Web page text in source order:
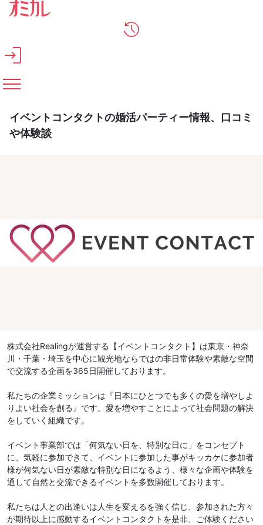
メインコンテンツへスキップ
イベントコンタクトの婚活パーティー情報、口コミ
や体験談
株式会社Realingが運営する【イベントコンタクト】は東京・神奈
川・千葉・埼玉を中心に観光地ならではの非日常体験や素敵な空間
で交流する企画を365日開催しております。
私たちの企業ミッションは『日本にひとつでも多くの愛を増やしよ
りよい社会を創る』です。愛を増やすことによって社会問題の解決
をしていく組織です。
イベント事業部では「何気ない日を、特別な日に」をコンセプト
に、気軽に参加できて、イベントに参加した事がキッカケに参加者
様が何気ない日が素敵な特別な日になるよう、様々な企画や体験を
通して自然と交流できるイベントを多数開催しております。
私たちは人との出逢いは人生を変えるを強く信じ、参加された方々
が期待以上に感動するイベントコンタクトを是非、ご体験ください